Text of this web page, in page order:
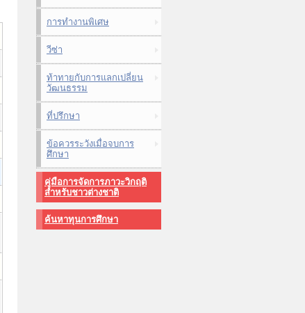
การทำงานพิเศษ
วีซ่า
ท้าทายกับการแลกเปลี่ยน
วัฒนธรรม
ที่ปรึกษา
ข้อควรระวังเมื่อจบการ
ศึกษา
คู่มือการจัดการภาวะวิกฤติ
สำหรับชาวต่างชาติ
ค้นหาทุนการศึกษา